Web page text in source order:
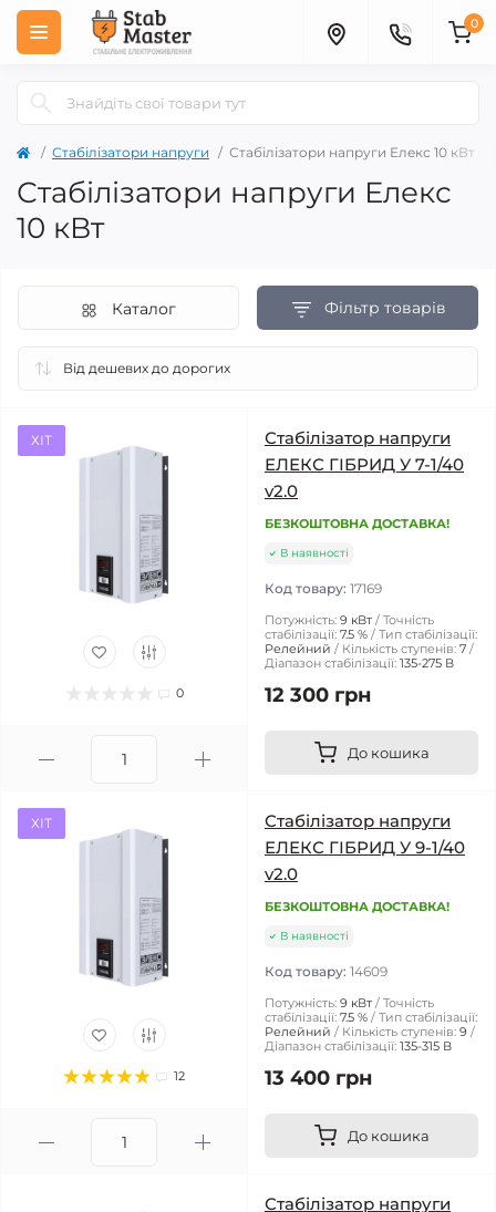
0
Стабілізатори напруги Стабілізатори напруги Елекс 10 кВт
Стабілізатори напруги Елекс
10 кВт
Фільтр товарів
Каталог
ХІТ
0
Стабілізатор напруги
ЕЛЕКС ГІБРИД У 7-1/40
v2.0
БЕЗКОШТОВНА ДОСТАВКА!
В наявності
Код товару: 17169
Потужність: 9 кВт
Точність
стабілізації: 7.5 %
Тип стабілізації:
Релейний
Кількість ступенів: 7
Діапазон стабілізації: 135-275 В
12 300 грн
До кошика
ХІТ
12
Стабілізатор напруги
ЕЛЕКС ГІБРИД У 9-1/40
v2.0
БЕЗКОШТОВНА ДОСТАВКА!
В наявності
Код товару: 14609
Потужність: 9 кВт
Точність
стабілізації: 7.5 %
Тип стабілізації:
Релейний
Кількість ступенів: 9
Діапазон стабілізації: 135-315 В
13 400 грн
До кошика
Стабілізатор напруги